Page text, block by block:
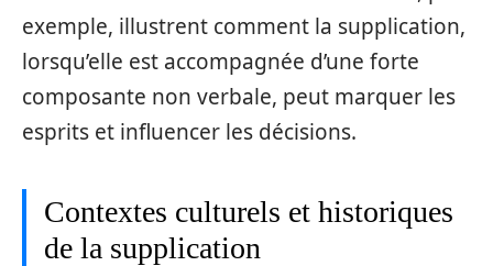
exemple, illustrent comment la supplication,
lorsqu’elle est accompagnée d’une forte
composante non verbale, peut marquer les
esprits et influencer les décisions.
Contextes culturels et historiques
de la supplication